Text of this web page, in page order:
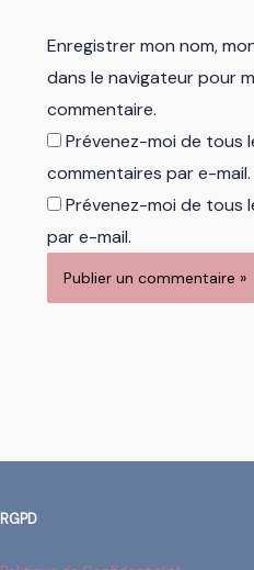
Enregistrer mon nom,
dans le navigateur pour
commentaire.
Prévenez-moi de tous
commentaires par e-mail.
Prévenez-moi de tous
par e-mail.
RGPD